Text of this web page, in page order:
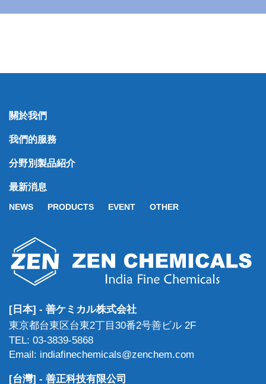
關於我們
我們的服務
分野別製品紹介
最新消息
NEWS PRODUCTS EVENT OTHER
[日本] - 善ケミカル株式会社
東京都台東区台東2丁目30番2号善ビル 2F
TEL: 03-3839-5868
Email: indiafinechemicals@zenchem.com
[台灣] - 善正科技有限公司